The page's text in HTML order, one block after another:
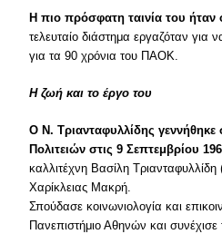
Η πιο πρόσφατη ταινία του ήταν
τελευταίο διάστημα εργαζόταν για
για τα 90 χρόνια του ΠΑΟΚ.
Η ζωή και το έργο του
Ο Ν. Τριανταφυλλίδης
Πολιτειών στις 9 Σεπτεμβρίου
καλλιτέχνη Βασίλη Τριανταφυλλίδη
Χαρίκλειας Μακρή.
Σπούδασε κοινωνιολογία και
Πανεπιστήμιο Αθηνών και συνέχισε